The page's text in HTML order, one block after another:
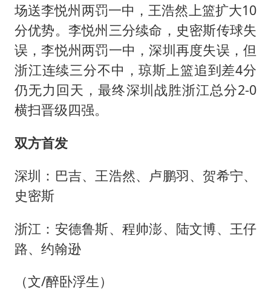
场送李悦州两罚一中，王浩然上篮扩大10
分优势。李悦州三分续命，史密斯传球失
误，李悦州两罚一中，深圳再度失误，但
浙江连续三分不中，琼斯上篮追到差4分
仍无力回天，最终深圳战胜浙江总分2-0
横扫晋级四强。
双方首发
深圳：巴吉、王浩然、卢鹏羽、贺希宁、
史密斯
浙江：安德鲁斯、程帅澎、陆文博、王仔
路、约翰逊
（文/醉卧浮生）